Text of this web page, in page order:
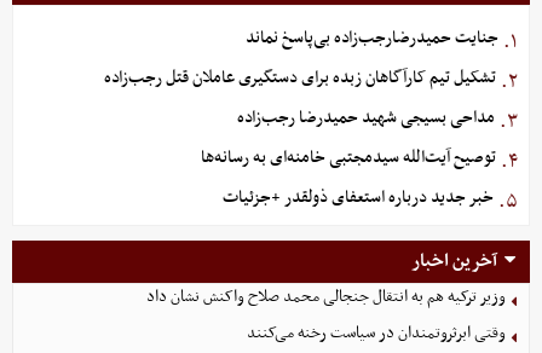
۱. جنایت حمیدرضارجب‌زاده بی‌پاسخ نماند
۲. تشکیل تیم کارآگاهان زبده برای دستگیری عاملان قتل رجب‌زاده
۳. مداحی بسیجی شهید حمیدرضا رجب‌زاده
۴. توصیح آیت‌الله سیدمجتبی خامنه‌ای به رسانه‌ها
۵. خبر جدید درباره استعفای ذولقدر +جزئیات
آخرین اخبار
وزیر ترکیه هم به انتقال جنجالی محمد صلاح واکنش نشان داد
وقتی ابرثروتمندان در سیاست رخنه می‌کنند